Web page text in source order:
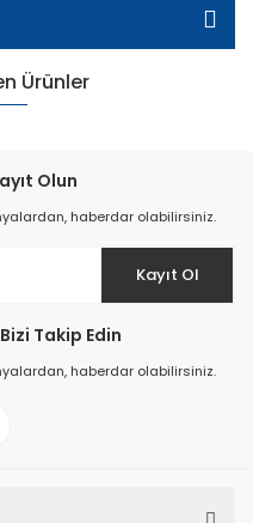
Ürünler
Olun
haberdar olabilirsiniz.
Kayıt Ol
Takip Edin
haberdar olabilirsiniz.